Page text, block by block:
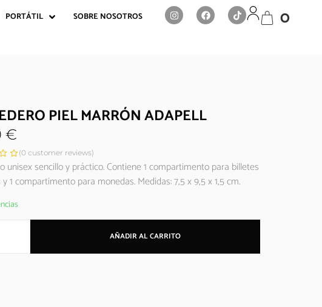
PORTÁTIL SOBRE NOSOTROS 0
PIEL MARRÓN ADAPELL
€
(0 customer reviews)
unisex sencillo y práctico. Contiene 1 compartimento para billetes
1 compartimento para monedas. Medidas: 7,5 x 9,5 x 1,5 cm.
AÑADIR AL CARRITO